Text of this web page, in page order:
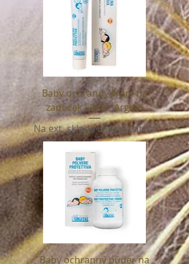
Baby ochranný krém na
zadoček 50ml - Argital
Na ext. sklade u dodávateľa
Baby ochranný púder na